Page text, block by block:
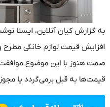
به گزارش کیان آنلاین، ایسنا
افزایش قیمت لوازم خانگی مطرح
صمت هنوز با این موضوع
قیمت‌ها به قبل برمی‌گردد یا